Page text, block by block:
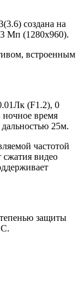
создана на
Мп (1280х960).
встроенным
(F1.2), 0
время
25м.
частотой
видео
защиты
С.